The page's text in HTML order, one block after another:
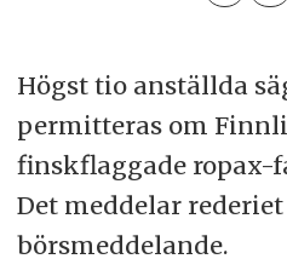
Högst tio anställda
permitteras om
finskflaggade ropax-
Det meddelar
börsmeddelande.